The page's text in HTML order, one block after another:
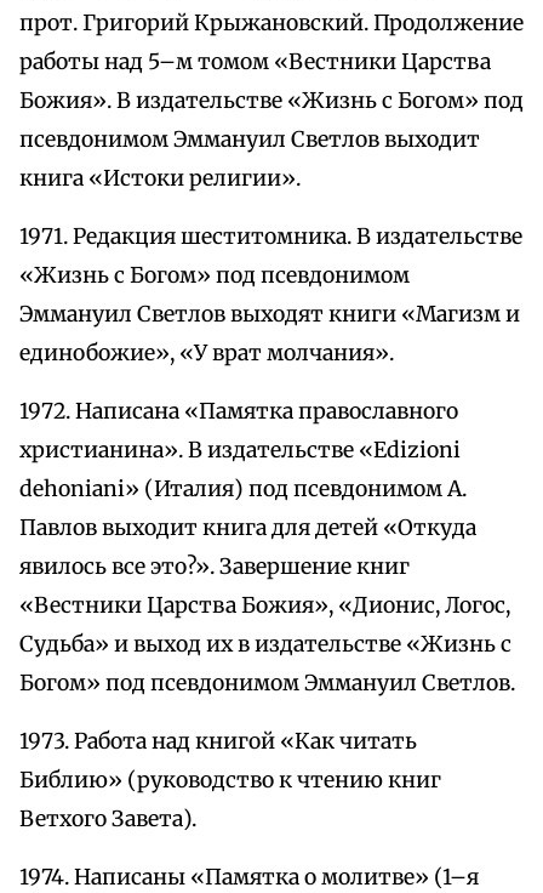
прот. Григорий Крыжановский. Продолжение
работы над 5–м томом «Вестники Царства
Божия». В издательстве «Жизнь с Богом» под
псевдонимом Эммануил Светлов выходит
книга «Истоки религии».
1971. Редакция шеститомника. В издательстве
«Жизнь с Богом» под псевдонимом
Эммануил Светлов выходят книги «Магизм и
единобожие», «У врат молчания».
1972. Написана «Памятка православного
христианина». В издательстве «Edizioni
dehoniani» (Италия) под псевдонимом А.
Павлов выходит книга для детей «Откуда
явилось все это?». Завершение книг
«Вестники Царства Божия», «Дионис, Логос,
Судьба» и выход их в издательстве «Жизнь с
Богом» под псевдонимом Эммануил Светлов.
1973. Работа над книгой «Как читать
Библию» (руководство к чтению книг
Ветхого Завета).
1974. Написаны «Памятка о молитве» (1–я